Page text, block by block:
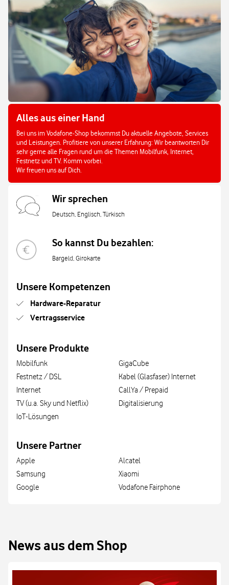
Alles aus einer Hand
Bei uns im Vodafone-Shop bekommst Du aktuelle Angebote, Services
und Leistungen. Profitiere von unserer Erfahrung: Wir beantworten Dir
sehr gerne alle Fragen rund um die Themen Mobilfunk, Internet,
Festnetz und TV. Komm vorbei.
Wir freuen uns auf Dich.
Wir sprechen
Deutsch, Englisch, Türkisch
So kannst Du bezahlen:
Bargeld, Girokarte
Unsere Kompetenzen
Hardware-Reparatur
Vertragsservice
Unsere Produkte
Mobilfunk
Festnetz / DSL
Internet
TV (u.a. Sky und Netflix)
IoT-Lösungen
GigaCube
Kabel (Glasfaser) Internet
CallYa / Prepaid
Digitalisierung
Unsere Partner
Apple
Samsung
Google
Alcatel
Xiaomi
Vodafone Fairphone
News aus dem Shop